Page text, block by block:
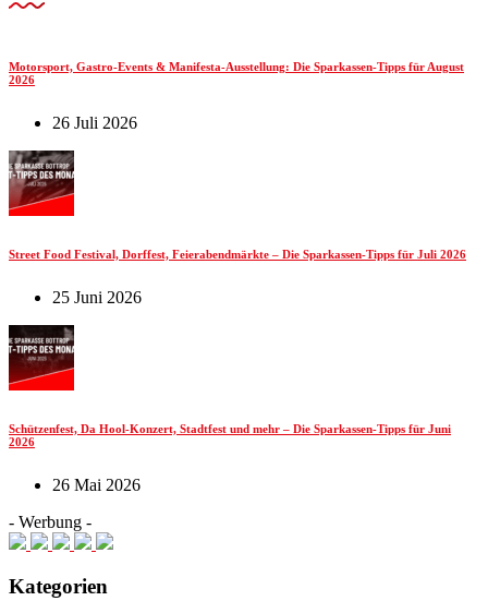
Motorsport, Gastro-Events & Manifesta-Ausstellung: Die Sparkassen-Tipps für August
2026
26 Juli 2026
Street Food Festival, Dorffest, Feierabendmärkte – Die Sparkassen-Tipps für Juli 2026
25 Juni 2026
Schützenfest, Da Hool-Konzert, Stadtfest und mehr – Die Sparkassen-Tipps für Juni
2026
26 Mai 2026
- Werbung -
Kategorien